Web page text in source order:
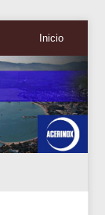
Inicio